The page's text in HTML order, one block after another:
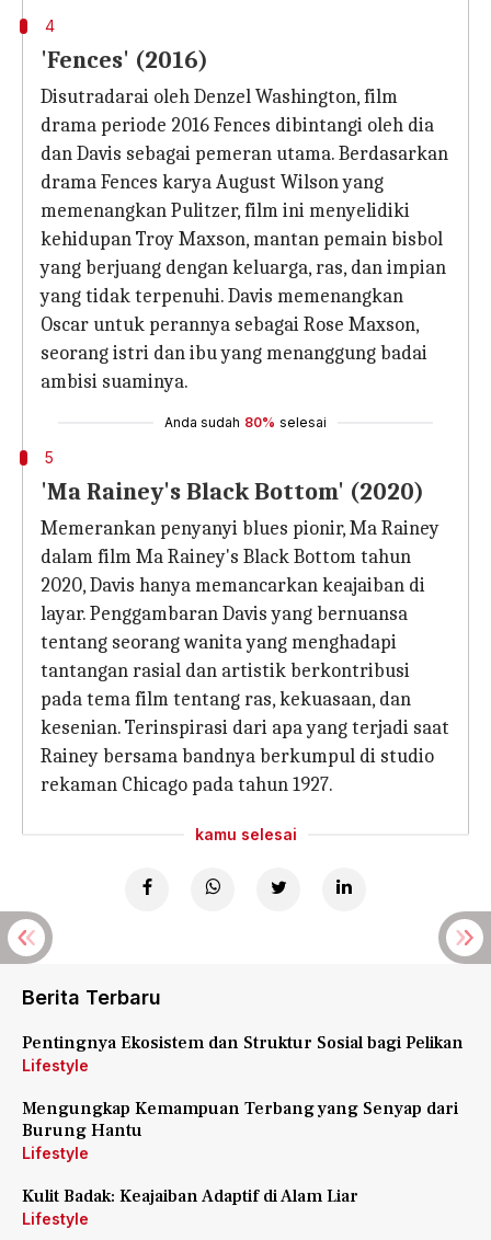
4
'Fences' (2016)
Disutradarai oleh Denzel Washington, film
drama periode 2016 Fences dibintangi oleh dia
dan Davis sebagai pemeran utama. Berdasarkan
drama Fences karya August Wilson yang
memenangkan Pulitzer, film ini menyelidiki
kehidupan Troy Maxson, mantan pemain bisbol
yang berjuang dengan keluarga, ras, dan impian
yang tidak terpenuhi. Davis memenangkan
Oscar untuk perannya sebagai Rose Maxson,
seorang istri dan ibu yang menanggung badai
ambisi suaminya.
Anda sudah 80% selesai
5
'Ma Rainey's Black Bottom' (2020)
Memerankan penyanyi blues pionir, Ma Rainey
dalam film Ma Rainey's Black Bottom tahun
2020, Davis hanya memancarkan keajaiban di
layar. Penggambaran Davis yang bernuansa
tentang seorang wanita yang menghadapi
tantangan rasial dan artistik berkontribusi
pada tema film tentang ras, kekuasaan, dan
kesenian. Terinspirasi dari apa yang terjadi saat
Rainey bersama bandnya berkumpul di studio
rekaman Chicago pada tahun 1927.
kamu selesai
Berita Terbaru
Pentingnya Ekosistem dan Struktur Sosial bagi Pelikan
Lifestyle
Mengungkap Kemampuan Terbang yang Senyap dari
Burung Hantu
Lifestyle
Kulit Badak: Keajaiban Adaptif di Alam Liar
Lifestyle